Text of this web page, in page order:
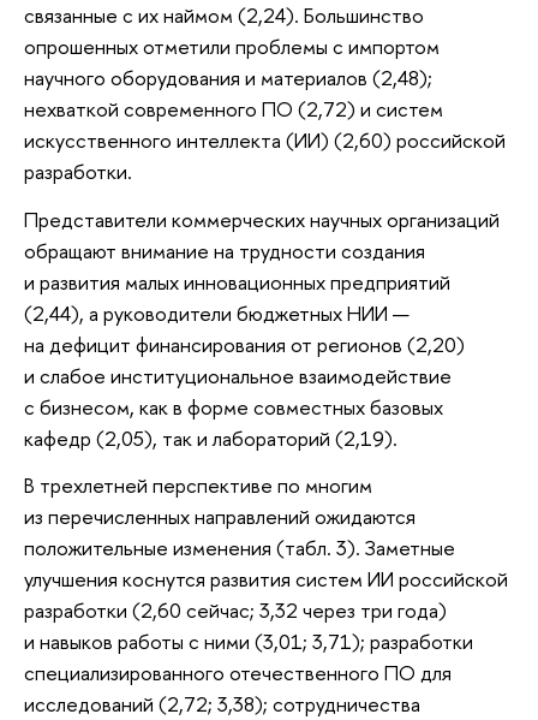
связанные с их наймом (2,24). Большинство
опрошенных отметили проблемы с импортом
научного оборудования и материалов (2,48);
нехваткой современного ПО (2,72) и систем
искусственного интеллекта (ИИ) (2,60) российской
разработки.
Представители коммерческих научных организаций
обращают внимание на трудности создания
и развития малых инновационных предприятий
(2,44), а руководители бюджетных НИИ —
на дефицит финансирования от регионов (2,20)
и слабое институциональное взаимодействие
с бизнесом, как в форме совместных базовых
кафедр (2,05), так и лабораторий (2,19).
В трехлетней перспективе по многим
из перечисленных направлений ожидаются
положительные изменения (табл. 3). Заметные
улучшения коснутся развития систем ИИ российской
разработки (2,60 сейчас; 3,32 через три года)
и навыков работы с ними (3,01; 3,71); разработки
специализированного отечественного ПО для
исследований (2,72; 3,38); сотрудничества